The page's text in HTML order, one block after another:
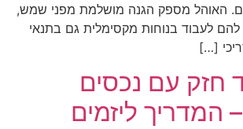
האוהל מספק הגנה מושלמת מפני שמש,
לעבוד בנוחות מקסימלית גם בתנאי
[…]
חזק עם נכסים
– המדריך ליזמים